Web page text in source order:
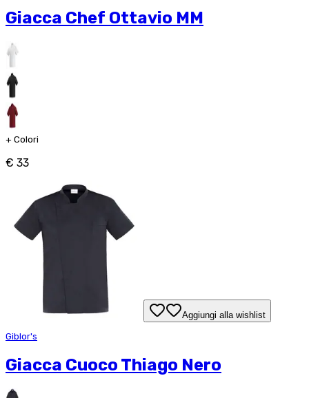
Giacca Chef Ottavio MM
+ Colori
€ 33
Aggiungi alla wishlist
Giblor's
Giacca Cuoco Thiago Nero